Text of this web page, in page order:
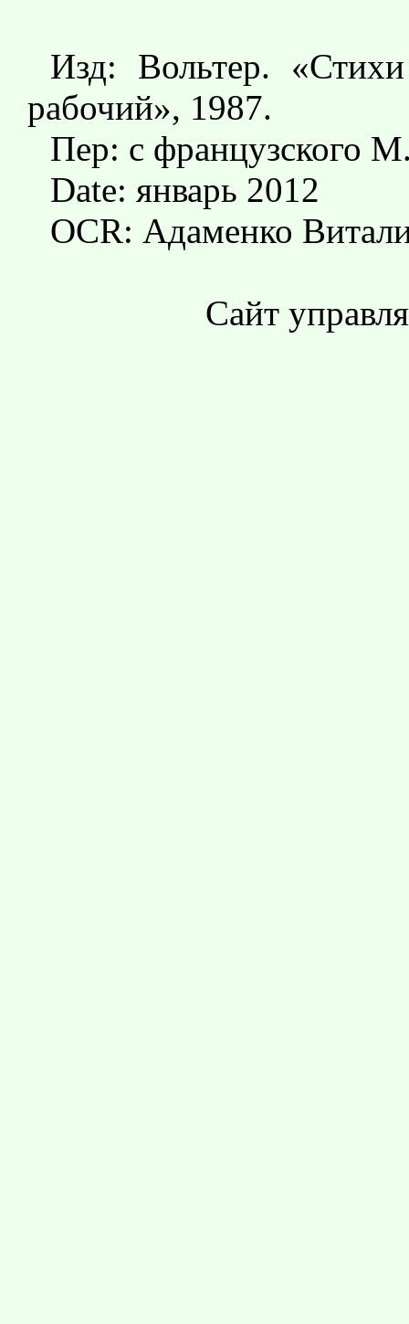
Изд: Вольтер.
рабочий», 1987.
Пер: с французского
Date: январь 2012
OCR: Адаменко
Сайт